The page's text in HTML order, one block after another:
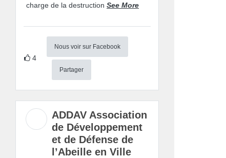
charge de la destruction See More
4
Nous voir sur Facebook
Partager
ADDAV Association
de Développement
et de Défense de
l’Abeille en Ville